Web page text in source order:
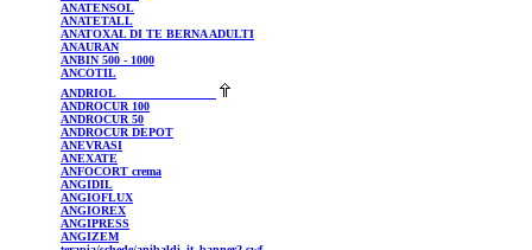
ANATENSOL
ANATETALL
ANATOXALDI TE BERNA ADULTI
ANAURAN
ANBIN 500 - 1000
ANCOTIL
ANDRIOL
ANDROCUR 100
ANDROCUR 50
ANDROCUR DEPOT
ANEVRASI
ANEXATE
ANFOCORT crema
ANGIDIL
ANGIOFLUX
ANGIOREX
ANGIPRESS
ANGIZEM